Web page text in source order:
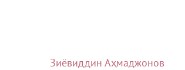
Зиёвиддин Аҳмаджонов